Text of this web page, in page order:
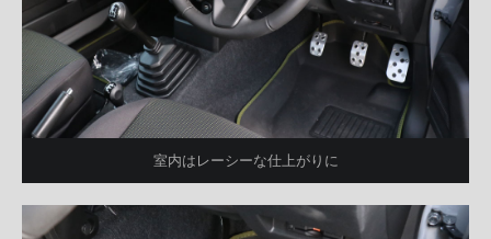
室内はレーシーな仕上がりに